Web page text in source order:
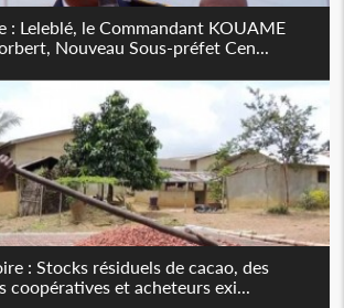
: Leleblé, le Commandant KOUAME
Nouveau Sous-préfet Cen...
: Stocks résiduels de cacao, des
coopératives et acheteurs exi...